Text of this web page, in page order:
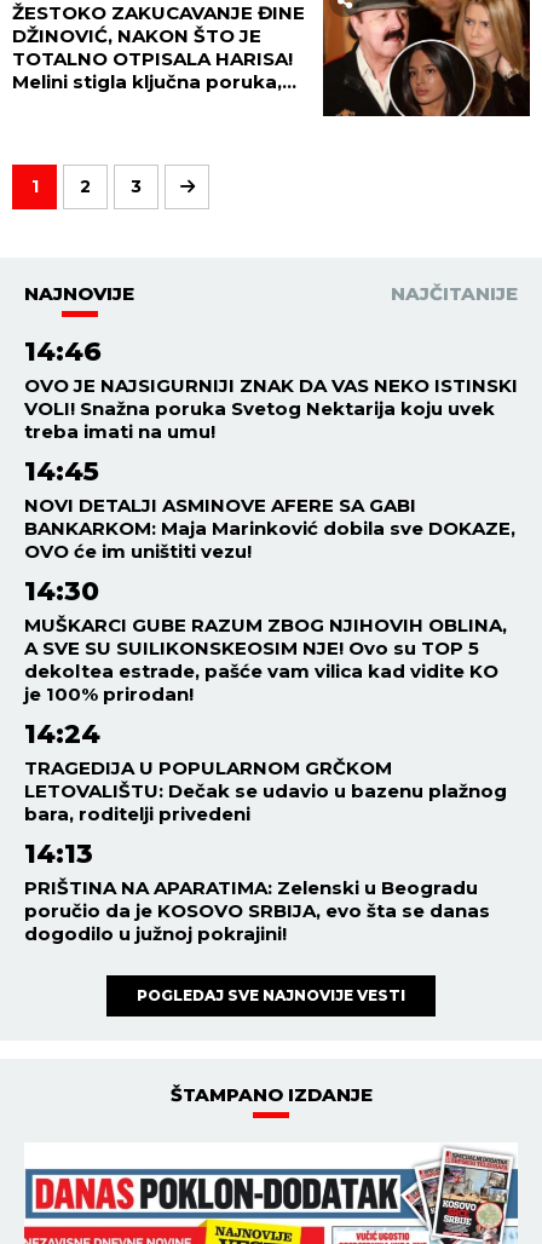
ŽESTOKO ZAKUCAVANJE ĐINE
DŽINOVIĆ, NAKON ŠTO JE
TOTALNO OTPISALA HARISA!
Melini stigla ključna poruka,
1 2 3
NAJNOVIJE NAJČITANIJE
14:46
OVO JE NAJSIGURNIJI ZNAK DA VAS NEKO ISTINSKI
VOLI! Snažna poruka Svetog Nektarija koju uvek
treba imati na umu!
14:45
NOVI DETALJI ASMINOVE AFERE SA GABI
BANKARKOM: Maja Marinković dobila sve DOKAZE,
OVO će im uništiti vezu!
14:30
MUŠKARCI GUBE RAZUM ZBOG NJIHOVIH OBLINA,
A SVE SU SUILIKONSKEOSIM NJE! Ovo su TOP 5
dekoltea estrade, pašće vam vilica kad vidite KO
je 100% prirodan!
14:24
TRAGEDIJA U POPULARNOM GRČKOM
LETOVALIŠTU: Dečak se udavio u bazenu plažnog
bara, roditelji privedeni
14:13
PRIŠTINA NA APARATIMA: Zelenski u Beogradu
poručio da je KOSOVO SRBIJA, evo šta se danas
dogodilo u južnoj pokrajini!
POGLEDAJ SVE NAJNOVIJE VESTI
ŠTAMPANO IZDANJE